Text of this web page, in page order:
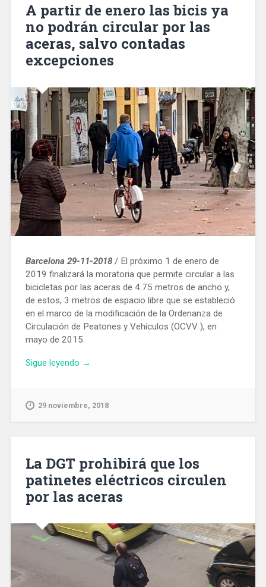
tiene
un
retraso
de
minutos»
A partir de enero las bicis ya
no podrán circular por las
aceras, salvo contadas
excepciones
Barcelona 29-11-2018/ El próximo 1 de enero de
2019 finalizará la moratoria que permite circular a las
bicicletas por las aceras de 4.75 metros de ancho y,
de estos, 3 metros de espacio libre que se estableció
en el marco de la modificación de la Ordenanza de
Circulación de Peatones y Vehículos (OCVV ), en
mayo de 2015.
Sigue leyendo «A
enero
podrán
circular
por
salvo
contadas
excepciones»
→
29 noviembre, 2018
La DGT prohibirá que los
patinetes eléctricos circulen
por las aceras